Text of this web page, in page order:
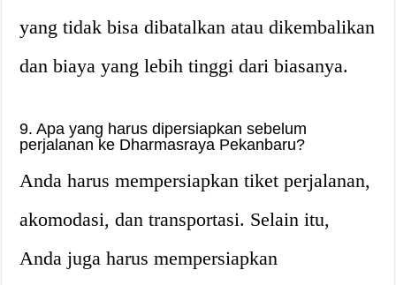
yang tidak bisa dibatalkan atau dikembalikan
dan biaya yang lebih tinggi dari biasanya.
9. Apa yang harus dipersiapkan sebelum
perjalanan ke Dharmasraya Pekanbaru?
Anda harus mempersiapkan tiket perjalanan,
akomodasi, dan transportasi. Selain itu,
Anda juga harus mempersiapkan